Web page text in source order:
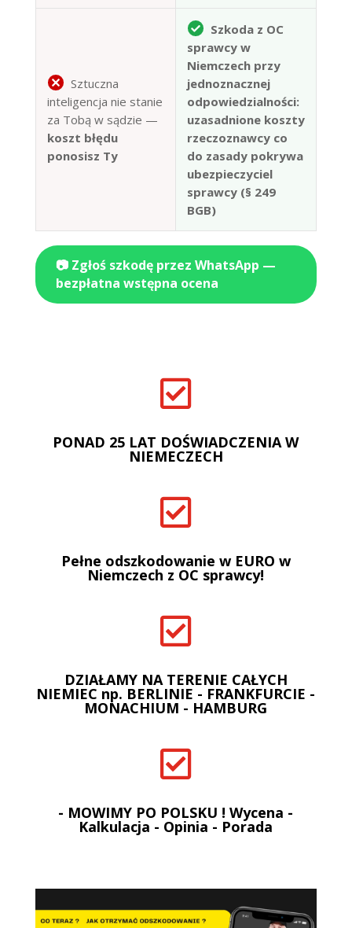
Sztuczna
inteligencja nie stanie
za Tobą w sądzie —
koszt błędu
ponosisz Ty
Szkoda z OC
sprawcy w
Niemczech przy
jednoznacznej
odpowiedzialności:
uzasadnione koszty
rzeczoznawcy co
do zasady pokrywa
ubezpieczyciel
sprawcy (§ 249
BGB)
📷 Zgłoś szkodę przez WhatsApp —
bezpłatna wstępna ocena

PONAD 25 LAT DOŚWIADCZENIA W
NIEMECZECH

Pełne odszkodowanie w EURO w
Niemczech z OC sprawcy!

DZIAŁAMY NA TERENIE CAŁYCH
NIEMIEC np. BERLINIE - FRANKFURCIE -
MONACHIUM - HAMBURG

- MOWIMY PO POLSKU ! Wycena -
Kalkulacja - Opinia - Porada